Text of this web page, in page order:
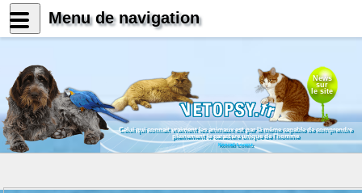
News
sur
le site
Celui qui connait vraiment les animaux est par là même capable de comprendre
pleinement le caractère unique de l'homme
Konrad Lorenz
Menu de navigation